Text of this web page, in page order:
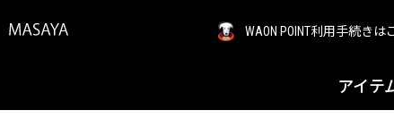
WAON POINT利用手続きは
アイテ